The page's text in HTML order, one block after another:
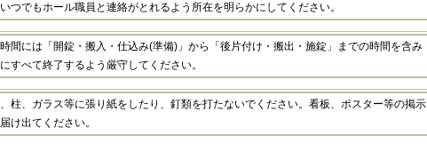
つでもホール職員と連絡がとれるよう所在を明らかにしてください。
間には「開錠・搬入・仕込み(準備)」から「後片付け・搬出・施錠」までの時間を含み
すべて終了するよう厳守してください。
柱、ガラス等に張り紙をしたり、釘類を打たないでください。看板、ポスター等の掲示
け出てください。